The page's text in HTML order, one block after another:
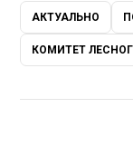
АКТУАЛЬНО
КОМИТЕТ